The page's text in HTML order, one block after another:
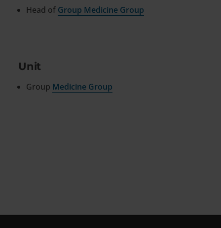
Head of Group Medicine Group
Unit
Group Medicine Group